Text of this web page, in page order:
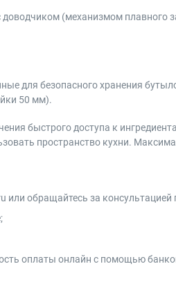
(механизмом плавного
для безопасного хранения
50 мм).
быстрого доступа к
пространство кухни.
обращайтесь за консультацией
оплаты онлайн с помощью